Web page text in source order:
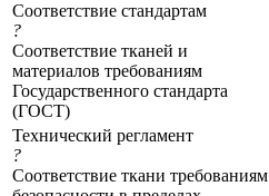
Соответствие стандартам
?
Соответствие тканей и
материалов требованиям
Государственного стандарта
(ГОСТ)
Технический регламент
?
Соответствие ткани требованиям